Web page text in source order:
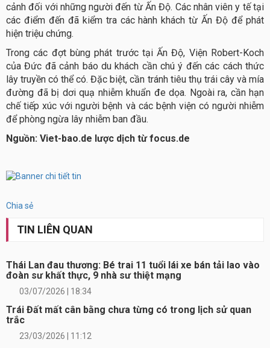
cảnh đối với những người đến từ Ấn Độ. Các nhân viên y tế tại
các điểm đến đã kiểm tra các hành khách từ Ấn Độ để phát
hiện triệu chứng.
Trong các đợt bùng phát trước tại Ấn Độ, Viện Robert-Koch
của Đức đã cảnh báo du khách cần chú ý đến các cách thức
lây truyền có thể có. Đặc biệt, cần tránh tiêu thụ trái cây và mía
đường đã bị dơi quạ nhiễm khuẩn đe dọa. Ngoài ra, cần hạn
chế tiếp xúc với người bệnh và các bệnh viện có người nhiễm
để phòng ngừa lây nhiễm ban đầu.
Nguồn: Viet-bao.de lược dịch từ focus.de
Chia sẻ
TIN LIÊN QUAN
Thái Lan đau thương: Bé trai 11 tuổi lái xe bán tải lao vào
đoàn sư khất thực, 9 nhà sư thiệt mạng
03/07/2026 | 18:34
Trái Đất mất cân bằng chưa từng có trong lịch sử quan
trắc
23/03/2026 | 11:12